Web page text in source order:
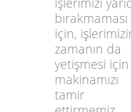
bırakmaması
için,
zamanın da
yetişmesi
makinamızı
tamir